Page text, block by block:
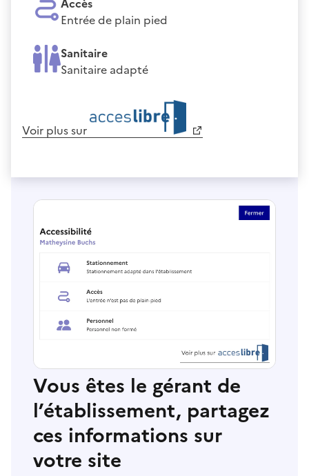
Entrée de plain pied
Sanitaire
Sanitaire adapté
Voir plus sur
Vous êtes le gérant de
l’établissement, partagez
ces informations sur
votre site